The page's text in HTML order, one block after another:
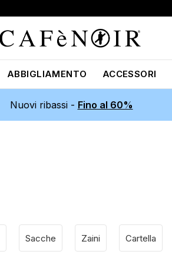
ABBIGLIAMENTO ACCESSORI
Nuovi ribassi - Fino al 60%
Sacche Zaini Cartella